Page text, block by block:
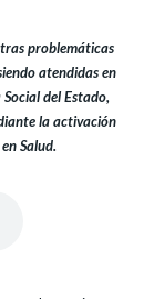
problemáticas
atendidas en
del Estado,
la activación
Salud.